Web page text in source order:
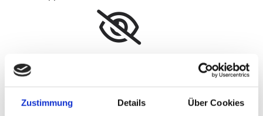
Zustimmung Details Über Cookies
Accept cookies